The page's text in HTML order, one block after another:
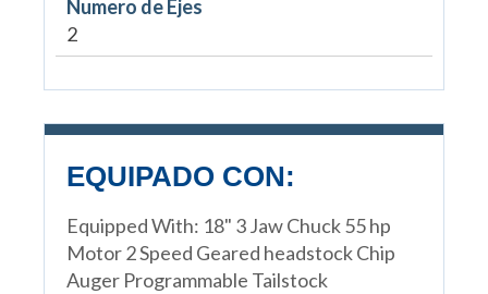
Numero de Ejes
2
EQUIPADO CON:
Equipped With: 18" 3 Jaw Chuck 55 hp
Motor 2 Speed Geared headstock Chip
Auger Programmable Tailstock